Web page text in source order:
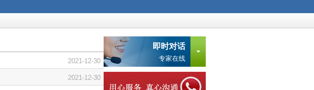
2021-12-30
2021-12-30
即时对话
专家在线